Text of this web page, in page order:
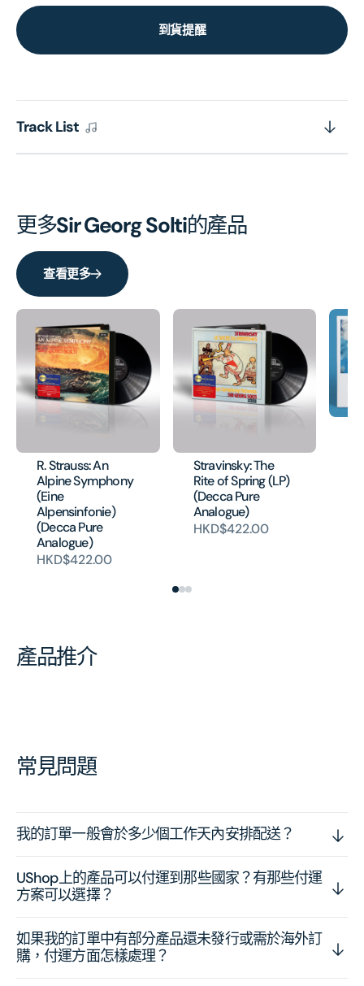
到貨提醒
Track List
更多Sir Georg Solti的產品
查看更多
R. Strauss: An
Alpine Symphony
(Eine
Alpensinfonie)
(Decca Pure
Analogue)
HKD$422.00
Stravinsky: The
Rite of Spring (LP)
(Decca Pure
Analogue)
HKD$422.00
產品推介
常見問題
我的訂單一般會於多少個工作天內安排配送？
UShop上的產品可以付運到那些國家？有那些付運
方案可以選擇？
如果我的訂單中有部分產品還未發行或需於海外訂
購，付運方面怎樣處理？